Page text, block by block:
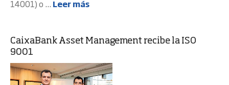
14001) o ... Leer más
CaixaBank Asset Management recibe la ISO
9001